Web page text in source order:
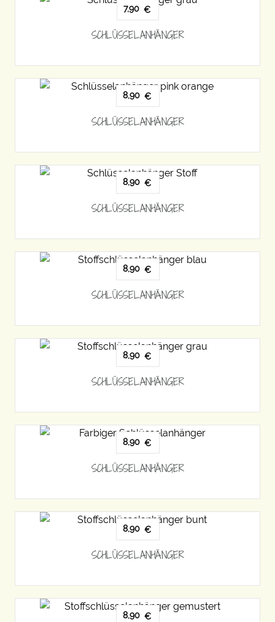
7,90 €
SCHLÜSSELANHÄNGER
8,90 €
SCHLÜSSELANHÄNGER
8,90 €
SCHLÜSSELANHÄNGER
8,90 €
SCHLÜSSELANHÄNGER
8,90 €
SCHLÜSSELANHÄNGER
8,90 €
SCHLÜSSELANHÄNGER
8,90 €
SCHLÜSSELANHÄNGER
8,90 €